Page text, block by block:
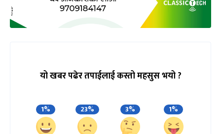
यो खबर पढेर तपाईलाई कस्तो महसुस भयो ?
1% 23% 3% 1%